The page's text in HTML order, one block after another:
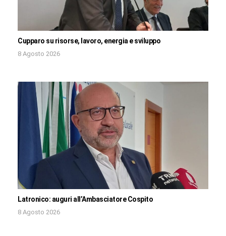
Cupparo su risorse, lavoro, energia e sviluppo
8 Agosto 2026
Latronico: auguri all’Ambasciatore Cospito
8 Agosto 2026